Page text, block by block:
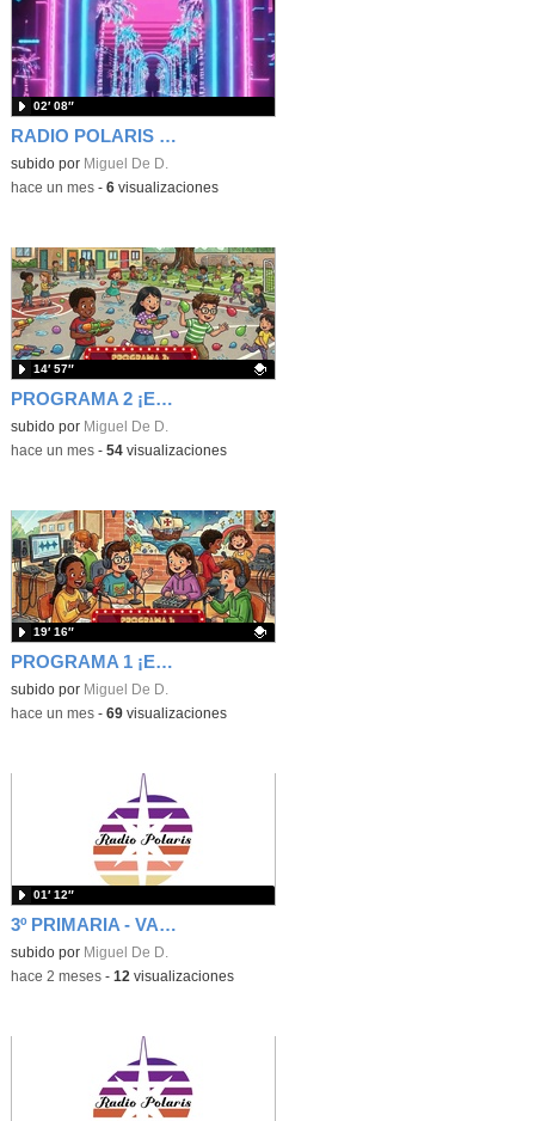
RADIO POLARIS - SONRÍE UN POCO - PROGRAMA 2 - CHISTES
subido por Miguel De D.
02′ 08″
-hace un mes- 6visualizaciones
PROGRAMA 2 ¡EH, QUE SE ACABA EL CURSO! - RADIO POLARIS
Contenido educativo.
subido por Miguel De D.
14′ 57″
-hace un mes- 54visualizaciones
PROGRAMA 1 ¡EH, QUE ESTRENAMOS RADIO EN EL COLE! - RADIO POLARIS
Contenido educativo.
subido por Miguel De D.
19′ 16″
-hace un mes- 69visualizaciones
3º PRIMARIA - VALORES - CUÑA - INTERFERENCIAS DE RADIO - RADIO POLARIS
subido por Miguel De D.
01′ 12″
-hace 2 meses- 12 visualizaciones